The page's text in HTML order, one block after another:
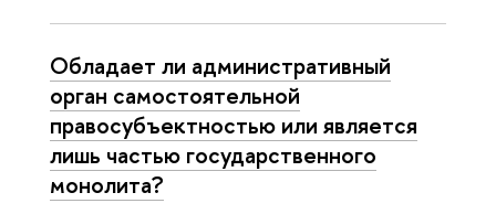
Обладает ли административный
орган самостоятельной
правосубъектностью или является
лишь частью государственного
монолита?